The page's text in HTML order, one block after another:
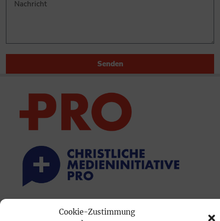
Cookie-Zustimmung
Senden
PRINTAUSGABE